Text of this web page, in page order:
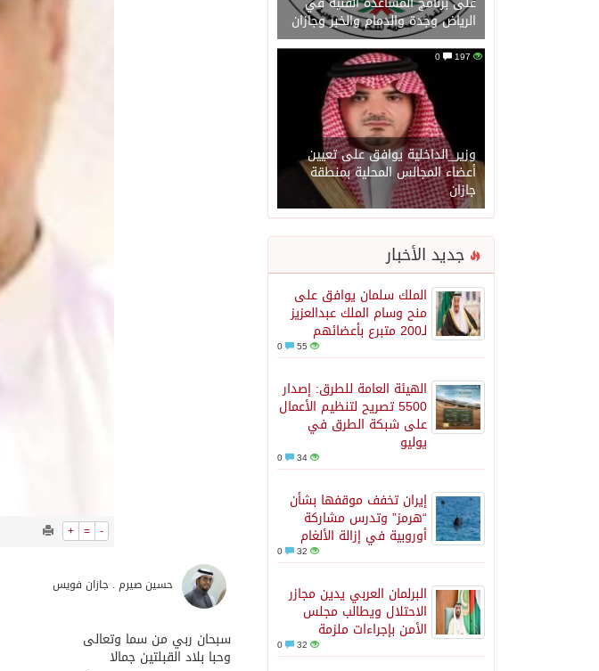
الرياض وجدة والدمام والخبر وجازان
197
وزير_الداخلية يوافق على تعيين
أعضاء المجالس المحلية بمنطقة
جازان
جديد الأخبار
الملك سلمان يوافق على
منح وسام الملك عبدالعزيز
لـ200 متبرع بأعضائهم
55
الهيئة العامة للطرق: إصدار
5500 تصريح لتنظيم الأعمال
على شبكة الطرق في
يوليو
34
إيران تخفف موقفها بشأن
“هرمز” وتدرس مشاركة
أوروبية في إزالة الألغام
32
البرلمان العربي يدين مجازر
الاحتلال ويطالب مجلس
الأمن بإجراءات ملزمة
32
+ = -
حسين صيرم . جازان فويس
سبحان ربي من سما وتعالى
وحبا بلاد القبلتين جمالا